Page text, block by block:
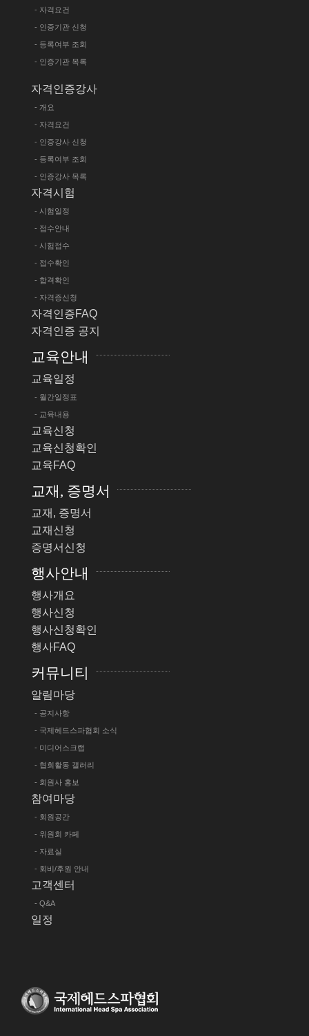
- 자격요건
- 인증기관 신청
- 등록여부 조회
- 인증기관 목록
자격인증강사
- 개요
- 자격요건
- 인증강사 신청
- 등록여부 조회
- 인증강사 목록
자격시험
- 시험일정
- 접수안내
- 시험접수
- 접수확인
- 합격확인
- 자격증신청
자격인증FAQ
자격인증 공지
교육안내
교육일정
- 월간일정표
- 교육내용
교육신청
교육신청확인
교육FAQ
교재, 증명서
교재, 증명서
교재신청
증명서신청
행사안내
행사개요
행사신청
행사신청확인
행사FAQ
커뮤니티
알림마당
- 공지사항
- 국제헤드스파협회 소식
- 미디어스크랩
- 협회활동 갤러리
- 회원사 홍보
참여마당
- 회원공간
- 위원회 카페
- 자료실
- 회비/후원 안내
고객센터
- Q&A
일정